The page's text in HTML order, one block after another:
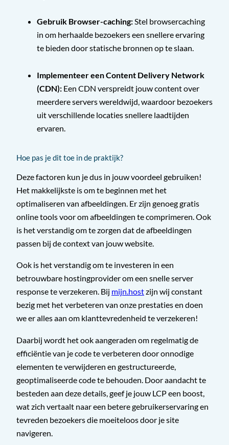
Gebruik Browser-caching:Stel browsercaching
in om herhaalde bezoekers een snellere ervaring
te bieden door statische bronnen op te slaan.
Implementeer een Content Delivery Network
(CDN): Een CDN verspreidt jouw content over
meerdere servers wereldwijd, waardoor bezoekers
uit verschillende locaties snellere laadtijden
ervaren.
Hoe pas je dit toe in de praktijk?
Deze factoren kun je dus in jouw voordeel gebruiken!
Het makkelijkste is om te beginnen met het
optimaliseren van afbeeldingen. Er zijn genoeg gratis
online tools voor om afbeeldingen te comprimeren. Ook
is het verstandig om te zorgen dat de afbeeldingen
passen bij de context van jouw website.
Ook is het verstandig om te investeren in een
betrouwbare hostingprovider om een snelle server
response te verzekeren. Bij mijn.hostzijn wij constant
bezig met het verbeteren van onze prestaties en doen
we er alles aan om klanttevredenheid te verzekeren!
Daarbij wordt het ook aangeraden om regelmatig de
efficiëntie van je code te verbeteren door onnodige
elementen te verwijderen en gestructureerde,
geoptimaliseerde code te behouden. Door aandacht te
besteden aan deze details, geef je jouw LCP een boost,
wat zich vertaalt naar een betere gebruikerservaring en
tevreden bezoekers die moeiteloos door je site
navigeren.